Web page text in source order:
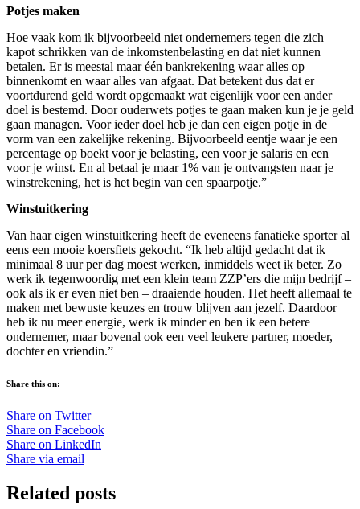
Potjes maken
Hoe vaak kom ik bijvoorbeeld niet ondernemers tegen die zich
kapot schrikken van de inkomstenbelasting en dat niet kunnen
betalen. Er is meestal maar één bankrekening waar alles op
binnenkomt en waar alles van afgaat. Dat betekent dus dat er
voortdurend geld wordt opgemaakt wat eigenlijk voor een ander
doel is bestemd. Door ouderwets potjes te gaan maken kun je je geld
gaan managen. Voor ieder doel heb je dan een eigen potje in de
vorm van een zakelijke rekening. Bijvoorbeeld eentje waar je een
percentage op boekt voor je belasting, een voor je salaris en een
voor je winst. En al betaal je maar 1% van je ontvangsten naar je
winstrekening, het is het begin van een spaarpotje.”
Winstuitkering
Van haar eigen winstuitkering heeft de eveneens fanatieke sporter al
eens een mooie koersfiets gekocht. “Ik heb altijd gedacht dat ik
minimaal 8 uur per dag moest werken, inmiddels weet ik beter. Zo
werk ik tegenwoordig met een klein team ZZP’ers die mijn bedrijf –
ook als ik er even niet ben – draaiende houden. Het heeft allemaal te
maken met bewuste keuzes en trouw blijven aan jezelf. Daardoor
heb ik nu meer energie, werk ik minder en ben ik een betere
ondernemer, maar bovenal ook een veel leukere partner, moeder,
dochter en vriendin.”
Share this on:
Share on Twitter
Share on Facebook
Share on LinkedIn
Share via email
Related posts